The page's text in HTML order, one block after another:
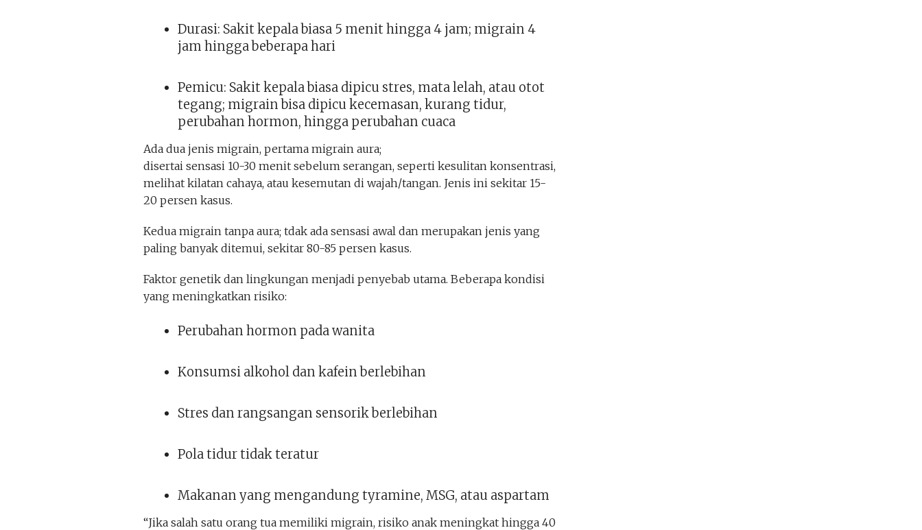
Durasi: Sakit kepala biasa 5 menit hingga 4 jam; migrain 4
jam hingga beberapa hari
Pemicu: Sakit kepala biasa dipicu stres, mata lelah, atau otot
tegang; migrain bisa dipicu kecemasan, kurang tidur,
perubahan hormon, hingga perubahan cuaca
Ada dua jenis migrain, pertama migrain aura;
disertai sensasi 10-30 menit sebelum serangan, seperti kesulitan konsentrasi,
melihat kilatan cahaya, atau kesemutan di wajah/tangan. Jenis ini sekitar 15-
20 persen kasus.
Kedua migrain tanpa aura; tdak ada sensasi awal dan merupakan jenis yang
paling banyak ditemui, sekitar 80-85 persen kasus.
Faktor genetik dan lingkungan menjadi penyebab utama. Beberapa kondisi
yang meningkatkan risiko:
Perubahan hormon pada wanita
Konsumsi alkohol dan kafein berlebihan
Stres dan rangsangan sensorik berlebihan
Pola tidur tidak teratur
Makanan yang mengandung tyramine, MSG, atau aspartam
“Jika salah satu orang tua memiliki migrain, risiko anak meningkat hingga 40